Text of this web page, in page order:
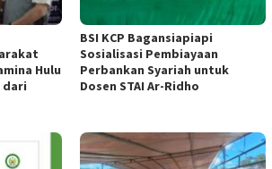
Hulu
dari
BSI KCP Bagansiapiapi
Sosialisasi Pembiayaan
Perbankan Syariah untuk
Dosen STAI Ar-Ridho